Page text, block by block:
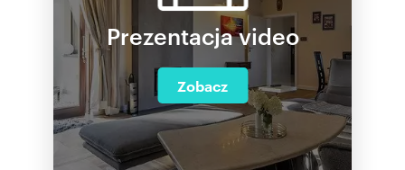
Prezentacja video
Zobacz